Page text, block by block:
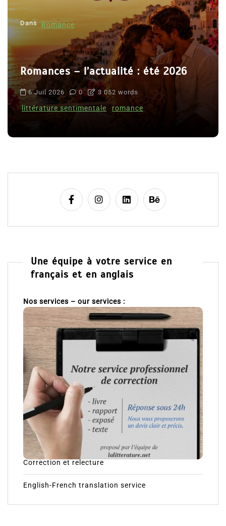
Dans Romance
Romances – l’actualité : été 2026
6 Juil 2026 0 3 052 words
littérature sentimentale romance
Une équipe à votre service en
français et en anglais
Nos services – our services :
Correction et relecture
English-French translation service